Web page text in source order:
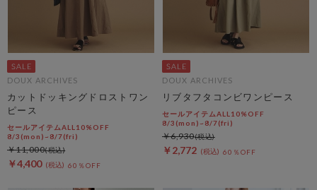
DOUX ARCHIVES
カットドッキングドロストワン
ピース
セールアイテムALL10%OFF
8/3(mon)~8/7(fri)
￥4,400 60％OFF
￥11,000
DOUX ARCHIVES
リブタフタコンビワンピース
セールアイテムALL10%OFF
8/3(mon)~8/7(fri)
￥2,772 60％OFF
￥6,930